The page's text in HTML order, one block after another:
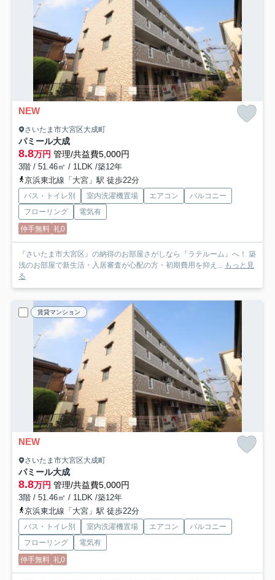
NEW
さいたま市大宮区大成町
パミール大成
8.8万円 管理/共益費5,000円
3階 / 51.46㎡ / 1LDK /築12年
京浜東北線「大宮」駅 徒歩22分
バス・トイレ別 室内洗濯機置場 エアコン
バルコニー
フローリング
電気有
仲手無料 礼0
『さいたま市大宮区』の納得のお部屋さがしなら『ラテルーム』へ！ 築
浅のお部屋で新生活・入居審査が心配の方・初期費用を抑え... もっと見
る
賃貸マンション
NEW
さいたま市大宮区大成町
パミール大成
8.8万円 管理/共益費5,000円
3階 / 51.46㎡ / 1LDK /築12年
京浜東北線「大宮」駅 徒歩22分
バス・トイレ別 室内洗濯機置場 エアコン
バルコニー
フローリング
電気有
仲手無料 礼0